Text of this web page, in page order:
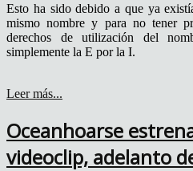
Esto ha sido debido a que ya
mismo nombre y para no tener
derechos de utilización del
simplemente la E por la I.
Leer más...
Oceanhoarse
videoclip, adelanto